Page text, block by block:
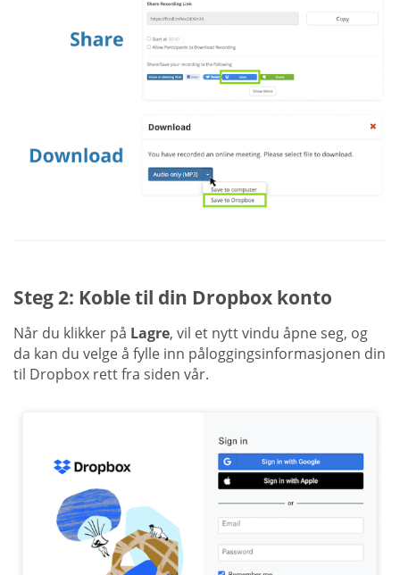
Steg 2: Koble til din Dropbox konto
Når du klikker på Lagre, vil et nytt vindu åpne seg, og
da kan du velge å fylle inn påloggingsinformasjonen din
til Dropbox rett fra siden vår.